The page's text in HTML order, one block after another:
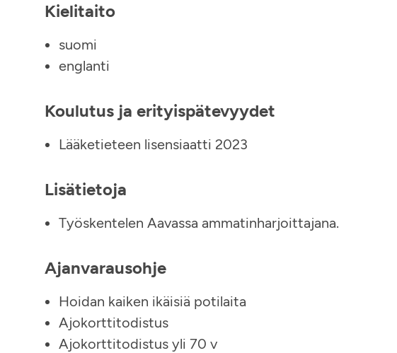
Kielitaito
suomi
englanti
Koulutus ja erityispätevyydet
Lääketieteen lisensiaatti 2023
Lisätietoja
Työskentelen Aavassa ammatinharjoittajana.
Ajanvarausohje
Hoidan kaiken ikäisiä potilaita
Ajokorttitodistus
Ajokorttitodistus yli 70 v